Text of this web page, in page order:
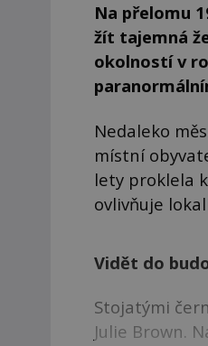
Na přelomu
žít tajemná
okolností v
Nedaleko
místní
lety proklela
ovlivňuje
Vidět do
Stojatými
Julie Brown.